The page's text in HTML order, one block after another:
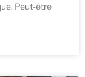
Peut-être